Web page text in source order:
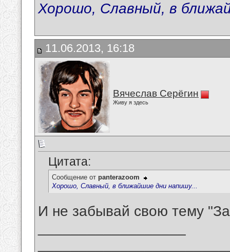
Хорошо, Славный, в
11.06.2013, 16:18
Вячеслав Серёгин
Живу я здесь
Цитата:
Сообщение от panterazoom
Хорошо, Славный, в ближайшие дни напишу...
И не забывай свою тему